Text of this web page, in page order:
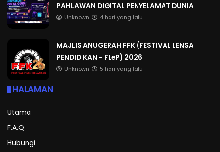
PAHLAWAN DIGITAL PENYELAMAT DUNIA
Unknown 4 hari yang lalu
MAJLIS ANUGERAH FFK (FESTIVAL LENSA
PENDIDIKAN - FLeP) 2026
Unknown 5 hari yang lalu
HALAMAN
Utama
F.A.Q
Hubungi